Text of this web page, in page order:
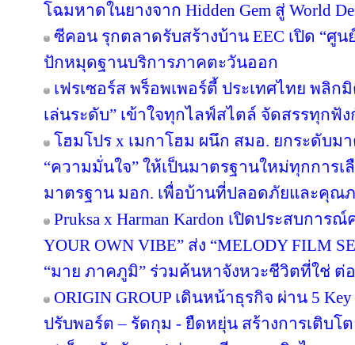
โฉมหาดในยางจาก Hidden Gem สู่ World
ซีคอน รุกตลาดรับสร้างบ้าน EEC เปิด “ศู
ปักหมุดฐานบริการภาคตะวันออก
เฟรเซอร์ส พร็อพเพอร์ตี้ ประเทศไทย พลิ
เล่นระดับ” เข้าใจทุกไลฟ์สไตล์ จัดสรรทุกฟั
โฮมโปร x เมกาโฮม ผนึก สมอ. ยกระดับม
“ความมั่นใจ” ให้เป็นมาตรฐานใหม่ทุกการ
มาตรฐาน มอก. เพื่อบ้านที่ปลอดภัยและคุณ
Pruksa x Harman Kardon เปิดประสบกา
YOUR OWN VIBE” ส่ง “MELODY FILM
“มาย ภาคภูมิ” ร่วมค้นหาจังหวะชีวิตที่ใช่ ต่
ORIGIN GROUP เดินหน้าธุรกิจ ผ่าน 5
ปรับพอร์ต – รัดกุม - ยืดหยุ่น สร้างการเติบโ